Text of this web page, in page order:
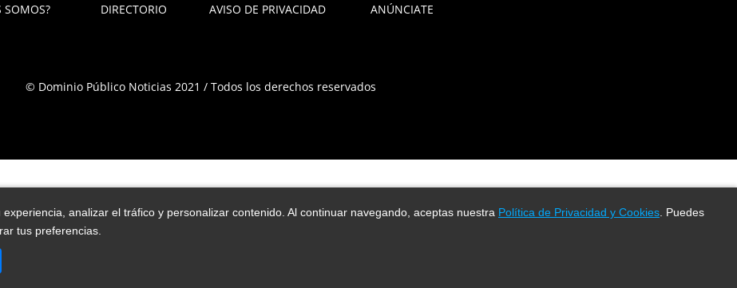
SOMOS? DIRECTORIO AVISO DE PRIVACIDAD ANÚNCIATE
© Dominio Público Noticias 2021 / Todos los derechos reservados
analizar el tráfico y personalizar contenido. Al continuar navegando, aceptas nuestra Política de Privacidad y Cookies . Puedes
tus preferencias.